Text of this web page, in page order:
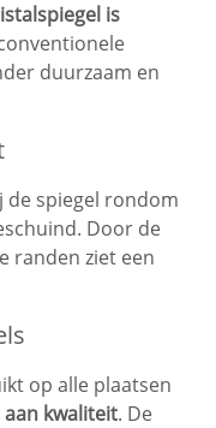
is
duurzaam en
de spiegel rondom
Door de
randen ziet een
op alle plaatsen
kwaliteit. De